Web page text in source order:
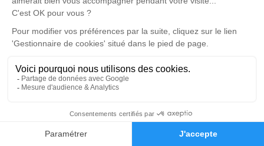
Faire-part Hommages
Un service de plantation d’arbre hommage est
disponible ici.
Je rends hommage
Cérémonie religieuse
Eglise de Villeveque de Rives-du-Loir-en-